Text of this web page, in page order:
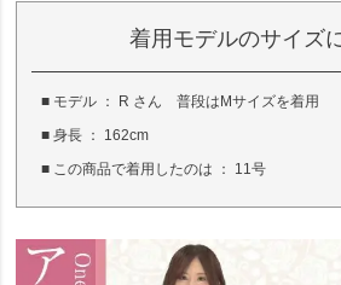
着用モデルのサイズ
■ モデル ： R さん 普段はMサイズを着用
■ 身長 ： 162cm
■ この商品で着用したのは ： 11号